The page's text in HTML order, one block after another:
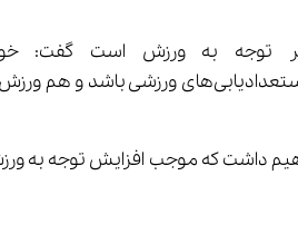
فدراسیون‌های ورزشی به کمک ما آمدند. این همکاری هم می‌تواند موجب ایجاد
را در مدارس خواهیم داشت که موجب افزایش